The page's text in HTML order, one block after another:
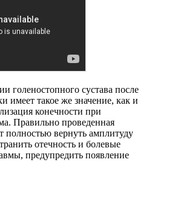
голеностопного сустава после
имеет такое же значение, как и
конечности при
Правильно проведенная
полностью вернуть амплитуду
отечность и болевые
предупредить появление